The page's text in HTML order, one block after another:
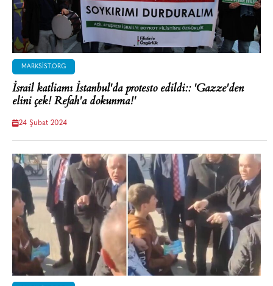
MARKSIST.ORG
İsrail katliamı İstanbul'da protesto edildi:: 'Gazze'den
elini çek! Refah'a dokunma!'
24 Şubat 2024